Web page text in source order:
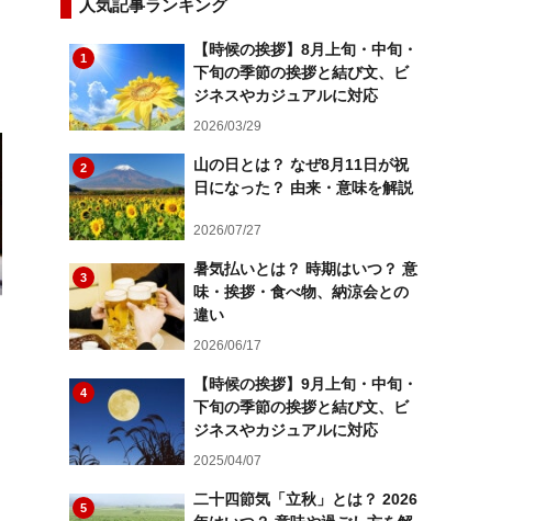
人気記事ランキング
1
【時候の挨拶】8月上旬・中旬・
下旬の季節の挨拶と結び文、ビ
ジネスやカジュアルに対応
2026/03/29
2
山の日とは？ なぜ8月11日が祝
日になった？ 由来・意味を解説
2026/07/27
3
暑気払いとは？ 時期はいつ？ 意
味・挨拶・食べ物、納涼会との
違い
2026/06/17
4
【時候の挨拶】9月上旬・中旬・
下旬の季節の挨拶と結び文、ビ
ジネスやカジュアルに対応
2025/04/07
5
二十四節気「立秋」とは？ 2026